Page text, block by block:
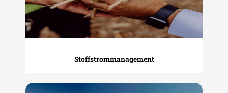
Stoffstrommanagement